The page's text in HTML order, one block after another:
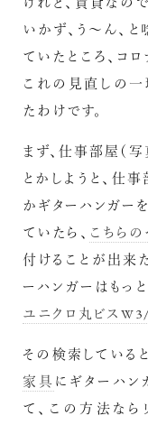
いかず、う〜ん、
ていたところ、コ
これの見直しの一
たわけです。
まず、仕事部屋（
とかしようと、仕
かギターハンガー
ていたら、 こちら
付けることが出来
ーハンガーはもっ
ユニクロ丸ビス
その検索している
家具 にギターハ
て、この方法なら